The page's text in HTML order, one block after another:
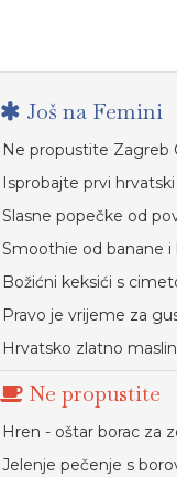
Još na Femini
Ne propustite Zagreb
Isprobajte prvi hrvatski
Slasne popečke od
Smoothie od banane i
Božićni keksići s
Pravo je vrijeme za
Hrvatsko zlatno
Ne propustite
Hren - oštar borac za
Jelenje pečenje s